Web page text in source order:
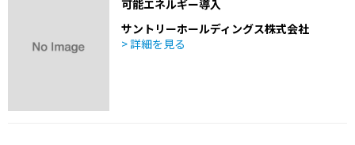
可能エネルギー導入
サントリーホールディングス株式会社
> 詳細を見る